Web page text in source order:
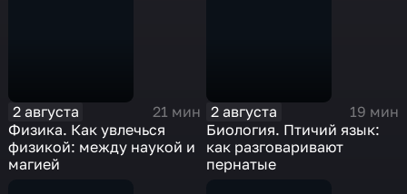
2 августа
21 мин
Физика. Как увлечься
физикой: между наукой и
магией
2 августа
19 мин
Биология. Птичий язык:
как разговаривают
пернатые